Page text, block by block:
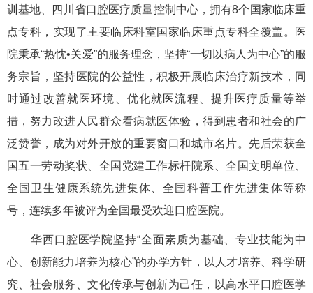
训基地、四川省口腔医疗质量控制中心，拥有8个国家临床重
点专科，实现了主要临床科室国家临床重点专科全覆盖。医
院秉承“热忱•关爱”的服务理念，坚持“一切以病人为中心”的服
务宗旨，坚持医院的公益性，积极开展临床治疗新技术，同
时通过改善就医环境、优化就医流程、提升医疗质量等举
措，努力改进人民群众看病就医体验，得到患者和社会的广
泛赞誉，成为对外开放的重要窗口和城市名片。先后荣获全
国五一劳动奖状、全国党建工作标杆院系、全国文明单位、
全国卫生健康系统先进集体、全国科普工作先进集体等称
号，连续多年被评为全国最受欢迎口腔医院。
华西口腔医学院坚持“全面素质为基础、专业技能为中
心、创新能力培养为核心”的办学方针，以人才培养、科学研
究、社会服务、文化传承与创新为己任，以高水平口腔医学